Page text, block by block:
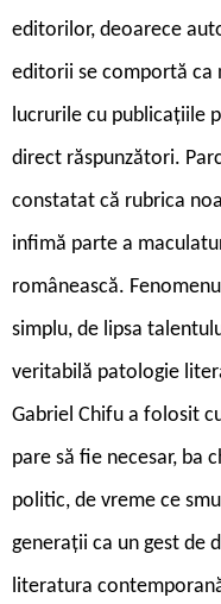
editorilor, deoarece
editorii se comportă ca
lucrurile cu publicațiile
direct răspunzători.
constatat că rubrica
infimă parte a
românească.
simplu, de lipsa
veritabilă patologie
Gabriel Chifu a folosit
pare să fie necesar, ba
politic, de vreme ce
generații ca un gest de
literatura